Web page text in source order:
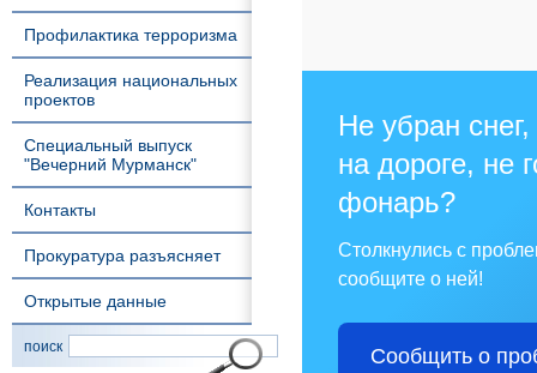
Профилактика терроризма
Реализация национальных
проектов
Специальный выпуск
"Вечерний Мурманск"
Контакты
Прокуратура разъясняет
Открытые данные
поиск
Не убран
на дороге, не
фонарь?
Столкнулись с
сообщите о ней!
Сообщить о